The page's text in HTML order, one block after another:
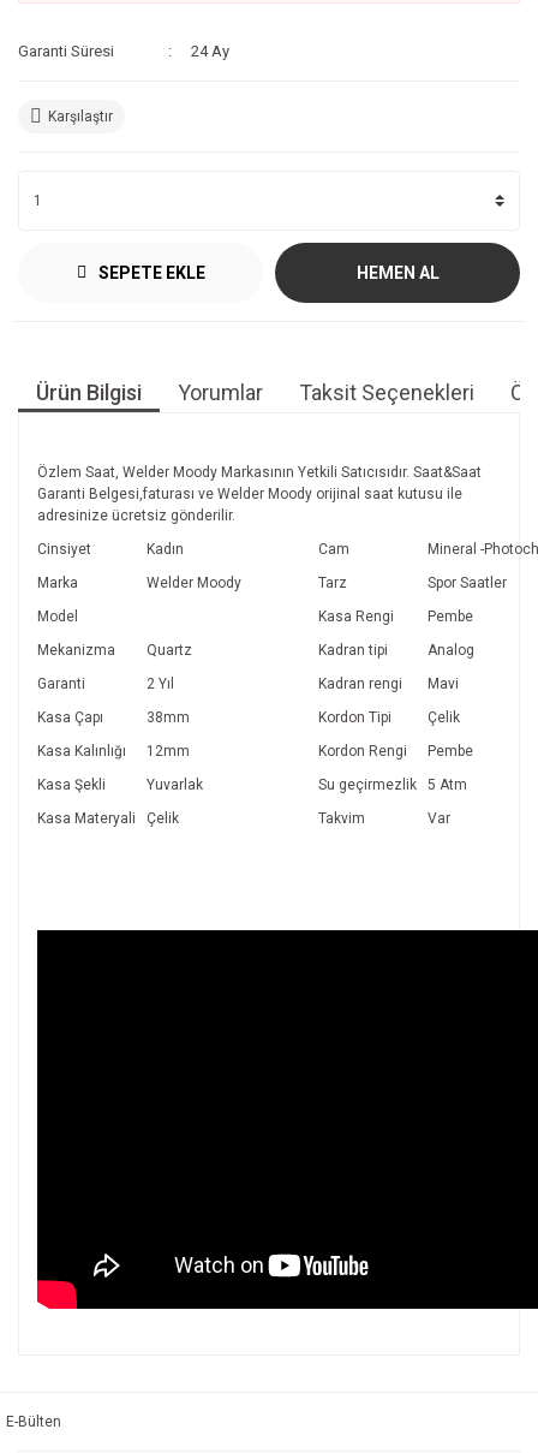
Garanti Süresi 24 Ay
Karşılaştır
SEPETE EKLE HEMEN AL
Ürün Bilgisi Yorumlar Taksit Seçenekleri
Özlem Saat, Welder Moody Markasının Yetkili Satıcısıdır. Saat&Saat
Garanti Belgesi,faturası ve Welder Moody orijinal saat kutusu ile
adresinize ücretsiz gönderilir.
Cinsiyet
Kadın Cam
Mineral -
Marka
Welder Moody Tarz
Spor Saatler
Model
Kasa Rengi
Pembe
Mekanizma
Quartz Kadran tipi
Analog
Garanti
2 Yıl Kadran rengi
Mavi
Kasa Çapı
38mm Kordon Tipi
Çelik
Kasa Kalınlığı
12mm Kordon Rengi
Pembe
Kasa Şekli
Yuvarlak Su geçirmezlik
5 Atm
Kasa Materyali
Çelik Takvim Var
E-Bülten